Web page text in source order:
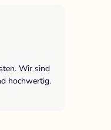
Wir sind
hochwertig.